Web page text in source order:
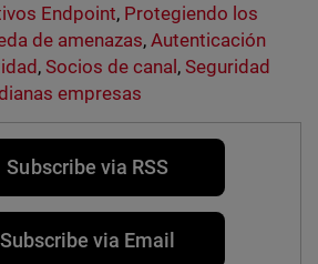
Endpoint, Protegiendo los
de amenazas,Autenticación
, Socios de canal ,Seguridad
empresas
Subscribe via RSS
Subscribe via Email